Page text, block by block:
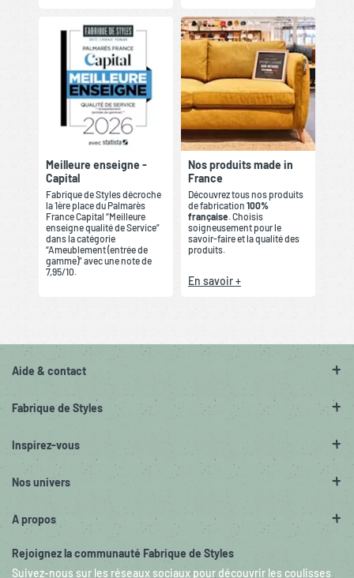
Meilleure enseigne -
Capital
Fabrique de Styles décroche
la 1ère place du Palmarès
France Capital “Meilleure
enseigne qualité de Service”
dans la catégorie
“Ameublement (entrée de
gamme)” avec une note de
7,95/10.
Nos produits made in
France
Découvrez tous nos produits
de fabrication 100%
française . Choisis
soigneusement pour le
savoir-faire et la qualité des
produits.
En savoir +
Aide & contact
Fabrique de Styles
Inspirez-vous
Nos univers
A propos
Rejoignez la communauté Fabrique de Styles
Suivez-nous sur les réseaux sociaux pour découvrir les coulisses